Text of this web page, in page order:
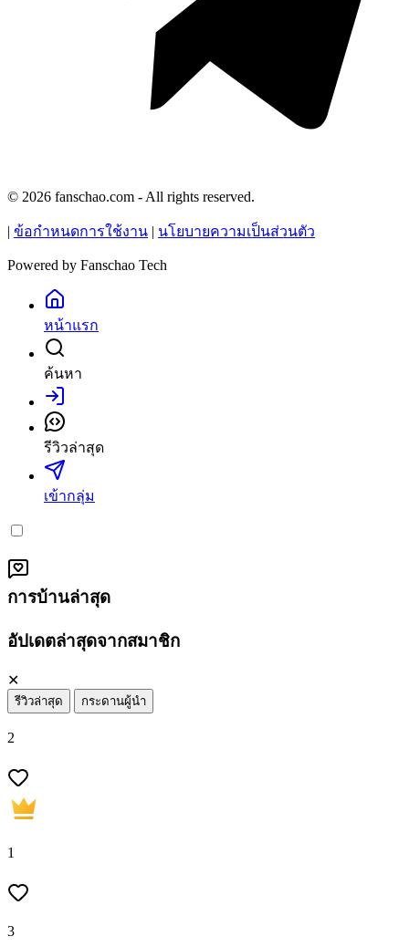
© 2026 fanschao.com - All rights reserved.
ข้อกำหนดการใช้งาน นโยบายความเป็นส่วนตัว
Powered by Fanschao Tech
หน้าแรก
ค้นหา
เข้าสู่ระบบ
รีวิวล่าสุด
เข้ากลุ่ม
การบ้านล่าสุด
อัปเดตล่าสุดจากสมาชิก
✕
รีวิวล่าสุด กระดานผู้นำ
2
1
3